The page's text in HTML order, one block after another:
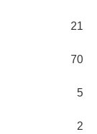
21
70
5
2